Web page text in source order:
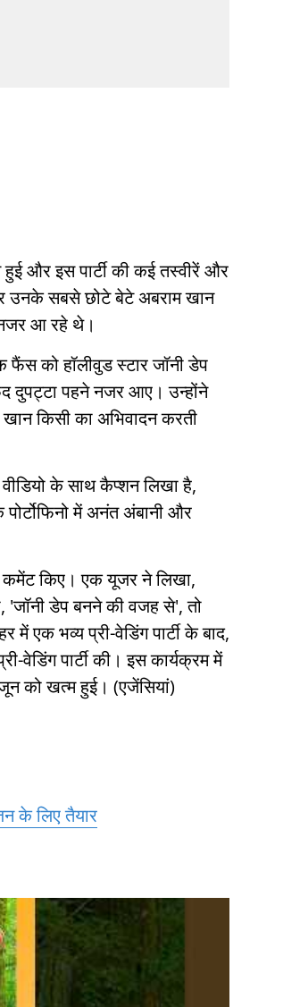
हुई और इस पार्टी की कई तस्वीरें और
उनके सबसे छोटे बेटे अबराम खान
आ रहे थे।
को हॉलीवुड स्टार जॉनी डेप
दुपट्टा पहने नजर आए। उन्होंने
किसी का अभिवादन करती
के साथ कैप्शन लिखा है,
में अनंत अंबानी और
कमेंट किए। एक यूजर ने लिखा,
डेप बनने की वजह से', तो
एक भव्य प्री-वेडिंग पार्टी के बाद,
वेडिंग पार्टी की। इस कार्यक्रम में
को खत्म हुई। (एजेंसियां)
के लिए तैयार